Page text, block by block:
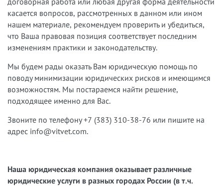
касается вопросов, рассмотренных в данном или ином
нашем материале, рекомендуем проверить и убедиться,
что Ваша правовая позиция соответствует последним
изменениям практики и законодательству.
Мы будем рады оказать Вам юридическую помощь по
поводу минимизации юридических рисков и имеющимся
возможностям. Мы постараемся найти решение,
подходящее именно для Вас.
Звоните по телефону +7 (383) 310-38-76 или пишите на
адрес info@vitvet.com.
Наша юридическая компания оказывает различные
юридические услуги в разных городах России (в т.ч.